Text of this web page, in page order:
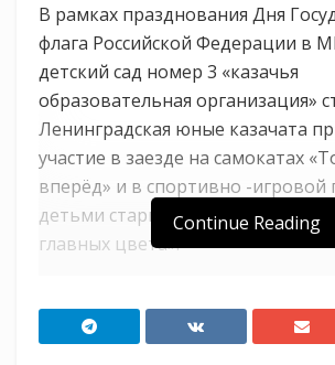
В рамках празднования Дня
флага Российской Федерации в
детский сад номер 3 «казачья
образовательная организация»
Ленинградская юные казачата
участие в заезде на самокатах
вперёд» и в спортивно -игровой
детьми старшего дошкольного
главных цвета».
https://t.me/
Continue Reading